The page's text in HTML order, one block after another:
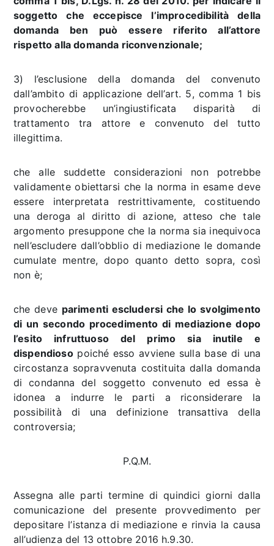
soggetto che eccepisce l’improcedibilità della
domanda ben può essere riferito all’attore
rispetto alla domanda riconvenzionale;
3) l’esclusione della domanda del convenuto
dall’ambito di applicazione dell’art. 5, comma 1 bis
provocherebbe un’ingiustificata disparità di
trattamento tra attore e convenuto del tutto
illegittima.
che alle suddette considerazioni non potrebbe
validamente obiettarsi che la norma in esame deve
essere interpretata restrittivamente, costituendo
una deroga al diritto di azione, atteso che tale
argomento presuppone che la norma sia inequivoca
nell’escludere dall’obblio di mediazione le domande
cumulate mentre, dopo quanto detto sopra, così
non è;
che deve parimenti escludersi che lo svolgimento
di un secondo procedimento di mediazione dopo
l’esito infruttuoso del primo sia inutile e
dispendiosopoiché esso avviene sulla base di una
circostanza sopravvenuta costituita dalla domanda
di condanna del soggetto convenuto ed essa è
idonea a indurre le parti a riconsiderare la
possibilità di una definizione transattiva della
controversia;
P.Q.M.
Assegna alle parti termine di quindici giorni dalla
comunicazione del presente provvedimento per
depositare l’istanza di mediazione e rinvia la causa
all’udienza del 13 ottobre 2016 h.9.30.